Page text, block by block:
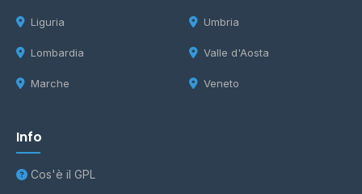
Liguria
Lombardia
Marche
Umbria
Valle d'Aosta
Veneto
Info
Cos'è il GPL